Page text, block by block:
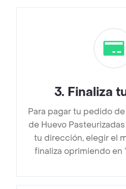
3. Finaliza
Para pagar tu pedido
de Huevo
tu dirección, elegir el
finaliza oprimiendo en